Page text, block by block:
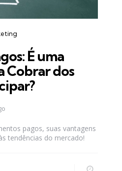
É uma
Cobrar dos
pagos, suas vantagens
tendências do mercado!